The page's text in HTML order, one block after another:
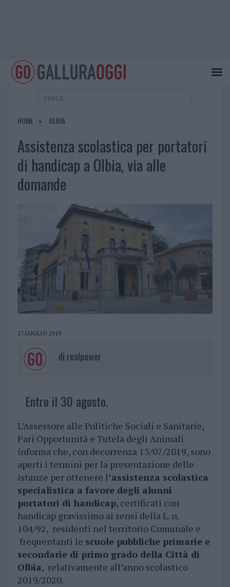
HOME OLBIA
Assistenza scolastica per portatori
di handicap a Olbia, via alle
domande
17 LUGLIO 2019
di realpower
Entro il 30 agosto.
L’Assessore alle Politiche Sociali e Sanitarie,
Pari Opportunità e Tutela degli Animali
informa che, con decorrenza 15/07/2019, sono
aperti i termini per la presentazione delle
istanze per ottenere l’assistenza scolastica
specialistica a favore degli alunni
portatori di handicap, certificati con
handicap gravissimo ai sensi della L. n.
104/92, residenti nel territorio Comunale e
frequentanti le scuole pubbliche primarie e
secondarie di primo grado della Città di
Olbia, relativamente all’anno scolastico
2019/2020.